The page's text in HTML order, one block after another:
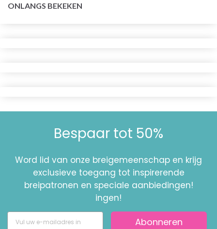
ONLANGS BEKEKEN
Bespaar tot 50%
Word lid van onze breigemeenschap en krijg
exclusieve toegang tot inspirerende
breipatronen en speciale aanbiedingen!
ingen!
Abonneren